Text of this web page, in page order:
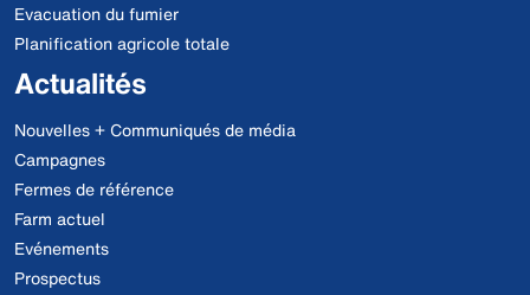
Evacuation du fumier
Planification agricole totale
Actualités
Nouvelles + Communiqués de média
Campagnes
Fermes de référence
Farm actuel
Evénements
Prospectus